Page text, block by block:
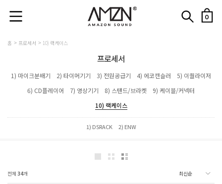
0
홈 프로세서 10) 랙케이스
프로세서
1) 마이크분배기 2) 타이머기기 3) 전원공급기 4) 에코캔슬러
5) 이퀄라이저
6) CD플레이어
7) 영상기기 8) 스탠드/브라켓
9) 케이블/커넥터
10) 랙케이스
1) DSRACK 2) ENW
전체 34개